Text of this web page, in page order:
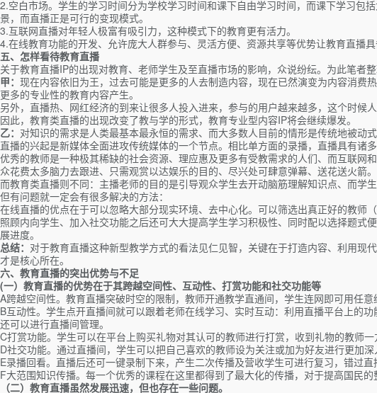
2.空白市场。学生的学习时间分为学校学习时间和课下自由学习时间，而课下学习包
景，而直播正是可行的变现模式。
3.互联网直播对年轻人极富有吸引力，这种模式下的教育更有活力。
4.在线教育功能的开发、允许庞大人群参与、灵活方便、资源共享等优势让教育直播具
五、怎样看待教育直播
关于教育直播IP的出现对教育、老师学生及至直播市场的影响，众说纷纭。为此笔者整
甲： 现在内容依旧为王，过去可能是更多的人去制造内容，现在已然演变为内容消
更多的专业性的教育内容产生。
另外，直播热、网红经济的到来让很多人投入进来，参与的用户越来越多，这个时候人
因此，教育类直播的出现改变了教与学的形式，教育专业型内容IP将会继续爆发。
乙： 对知识的需求是人类最基本最永恒的需求、而大多数人目前的情形是传统地被动式
直播的兴起是新媒体全面进攻传统媒体的一个节点。相比单方面的录播，直播具有诸多
优秀的教师是一种极其稀缺的社会资源、理应惠及更多有受教需求的人们、而互联
众花费太多脑力去跟进、只需观赏以达娱乐的目的、尽兴处可肆意弹幕、送花送火箭。
而教育类直播则不同：主播老师的目的是引导观众学生去开动脑筋理解知识点、而学
但有问题就一定会有很多解决的方法：
在线直播的优点在于可以忽略大部分现实环境、去中心化。可以筛选出真正好的教
照顾内向学生、加入社交功能之后还可大大提高学生学习积极性、同时配以选择题
展进度。
总结： 对于教育直播这种新型教学方式的看法见仁见智，关键在于打造内容、利用
才是核心所在。
六、教育直播的突出优势与不足
(一） 教育直播的优势在于其跨越空间性、互动性、打赏功能和社交功能等
A跨越空间性。教育直播突破时空的限制，教师开通教学直通间，学生连网即可用任
B互动性。学生点开直播间就可以跟着老师在线学习、实时互动：利用直播平台上的
还可以进行直播间管理。
C打赏功能。学生可以在平台上购买礼物对其认可的教师进行打赏，收到礼物的教师
D社交功能。通过直播间，学生可以把自己喜欢的教师设为关注或加为好友进行更加
E录播回看。直播后还可一键录制下来，产生二次传播及营收学生可进行复习，错过直
F大范围知识传播。每一个优秀的课程在这里都得到了最大化的传播，对于提高国民的
（二）教育直播虽然发展迅速，但也存在一些问题。